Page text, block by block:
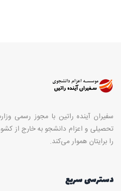
سفیران آینده راتین با مجوز رسمی
تحصیلی و اعزام دانشجو به خارج از
را برایتان هموار می‌کند.
دسترسی سریع